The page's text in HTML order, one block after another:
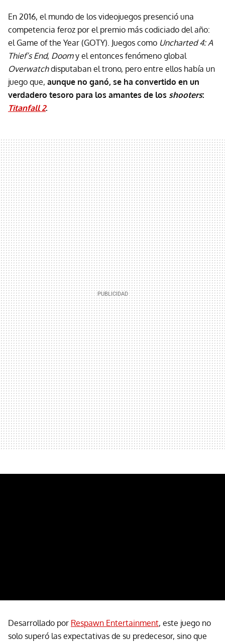
En 2016, el mundo de los videojuegos presenció una
competencia feroz por el premio más codiciado del año:
el Game of the Year (GOTY). Juegos como Uncharted 4: A
Thief’s End, Doomy el entonces fenómeno global
Overwatchdisputaban el trono, pero entre ellos había un
juego que, aunque no ganó, se ha convertido en un
verdadero tesoro para los amantes de los shooters:
Titanfall 2.
Desarrollado por Respawn Entertainment, este juego no
solo superó las expectativas de su predecesor, sino que